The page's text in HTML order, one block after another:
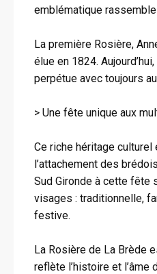
emblématique
La première Rosière,
élue en 1824.
perpétue avec toujours
> Une fête unique aux
Ce riche héritage
l’attachement des
Sud Gironde à cette fête
visages : traditionnelle,
festive.
La Rosière de La Brède
reflète l’histoire et l’âme